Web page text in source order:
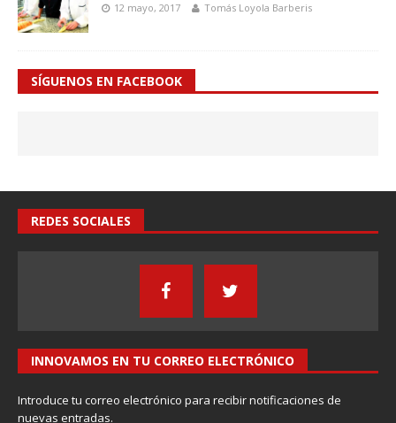
12 mayo, 2017 Tomás Loyola Barberis
SÍGUENOS EN FACEBOOK
REDES SOCIALES
INNOVAMOS EN TU CORREO ELECTRÓNICO
Introduce tu correo electrónico para recibir notificaciones de
nuevas entradas.